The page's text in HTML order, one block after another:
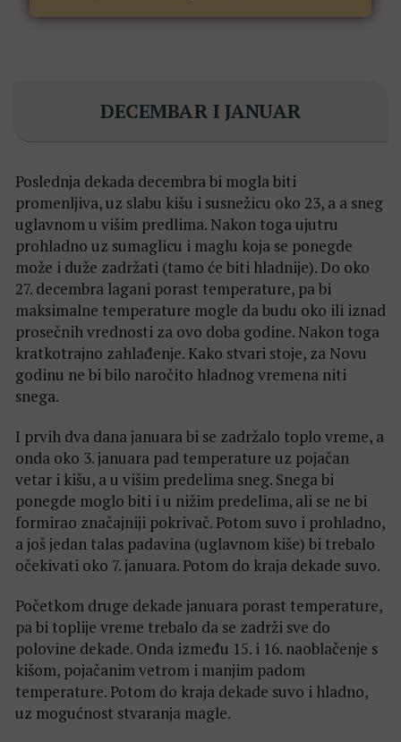
DECEMBAR I JANUAR
Poslednja dekada decembra bi mogla biti
promenljiva, uz slabu kišu i susnežicu oko 23, a a sneg
uglavnom u višim predlima. Nakon toga ujutru
prohladno uz sumaglicu i maglu koja se ponegde
može i duže zadržati (tamo će biti hladnije). Do oko
27. decembra lagani porast temperature, pa bi
maksimalne temperature mogle da budu oko ili iznad
prosečnih vrednosti za ovo doba godine. Nakon toga
kratkotrajno zahlađenje. Kako stvari stoje, za Novu
godinu ne bi bilo naročito hladnog vremena niti
snega.
I prvih dva dana januara bi se zadržalo toplo vreme, a
onda oko 3. januara pad temperature uz pojačan
vetar i kišu, a u višim predelima sneg. Snega bi
ponegde moglo biti i u nižim predelima, ali se ne bi
formirao značajniji pokrivač. Potom suvo i prohladno,
a još jedan talas padavina (uglavnom kiše) bi trebalo
očekivati oko 7. januara. Potom do kraja dekade suvo.
Početkom druge dekade januara porast temperature,
pa bi toplije vreme trebalo da se zadrži sve do
polovine dekade. Onda između 15. i 16. naoblačenje s
kišom, pojačanim vetrom i manjim padom
temperature. Potom do kraja dekade suvo i hladno,
uz mogućnost stvaranja magle.